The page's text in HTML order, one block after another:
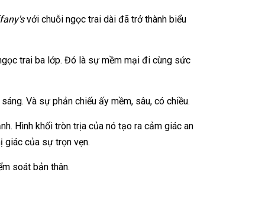
với chuỗi ngọc trai dài đã trở thành biểu
trai ba lớp. Đó là sự mềm mại đi cùng sức
Và sự phản chiếu ấy mềm, sâu, có chiều.
Hình khối tròn trịa của nó tạo ra cảm giác an
giác của sự trọn vẹn.
soát bản thân.